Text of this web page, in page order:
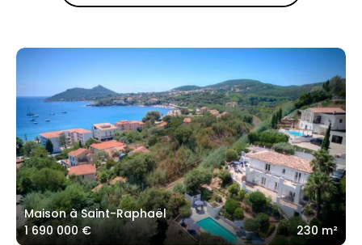
Maison à Saint-Raphaël
1 690 000 €
230 m²